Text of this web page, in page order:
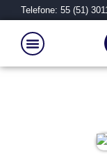
Telefone: 55 (51)